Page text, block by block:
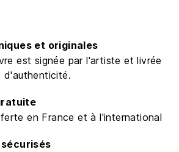
et originales
est signée par l'artiste et livrée
en France et à l'international